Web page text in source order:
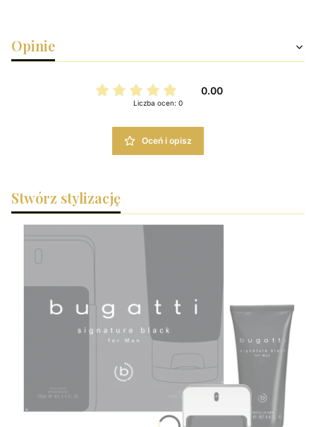
Opinie
0.00
Liczba ocen: 0
Oceń i opisz
Stwórz stylizację